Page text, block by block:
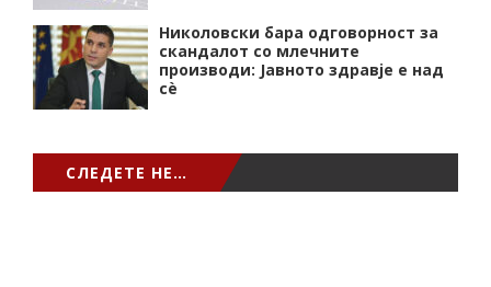
Николовски бара одговорност за
скандалот со млечните
производи: Јавното здравје е над
сѐ
СЛЕДЕТЕ НЕ…